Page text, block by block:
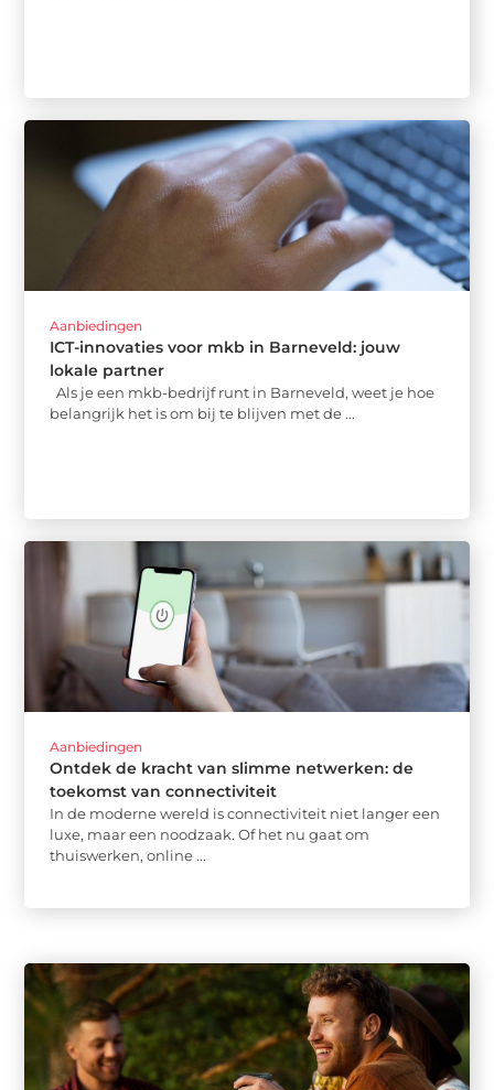
Aanbiedingen
ICT-innovaties voor mkb in Barneveld: jouw
lokale partner
Als je een mkb-bedrijf runt in Barneveld, weet je hoe
belangrijk het is om bij te blijven met de ...
Aanbiedingen
Ontdek de kracht van slimme netwerken: de
toekomst van connectiviteit
In de moderne wereld is connectiviteit niet langer een
luxe, maar een noodzaak. Of het nu gaat om
thuiswerken, online ...